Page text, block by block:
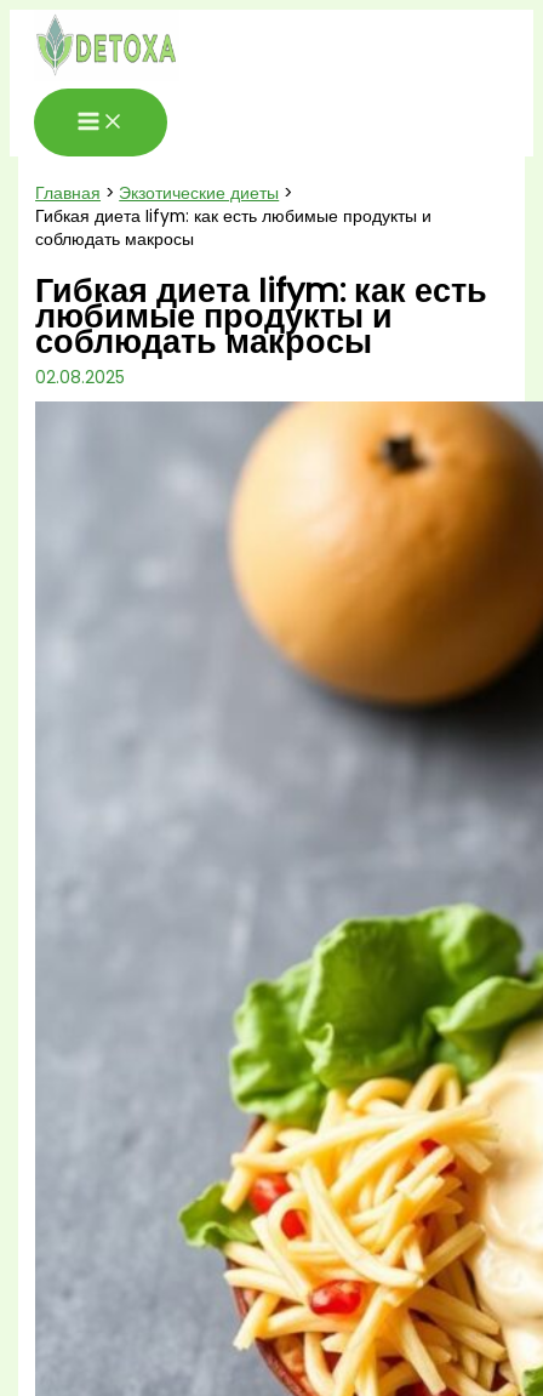
Перейти
содержимому
Главная
Экзотические диеты
Гибкая диета Iifym: как есть любимые продукты и
соблюдать макросы
Гибкая диета Iifym: как есть
любимые продукты и
соблюдать макросы
02.08.2025